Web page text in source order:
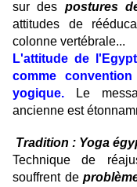
sur des postures
attitudes de
colonne vertébrale...
L'attitude de
comme
yogique.
Le
ancienne est
Tradition : Yoga
Technique de
souffrent de